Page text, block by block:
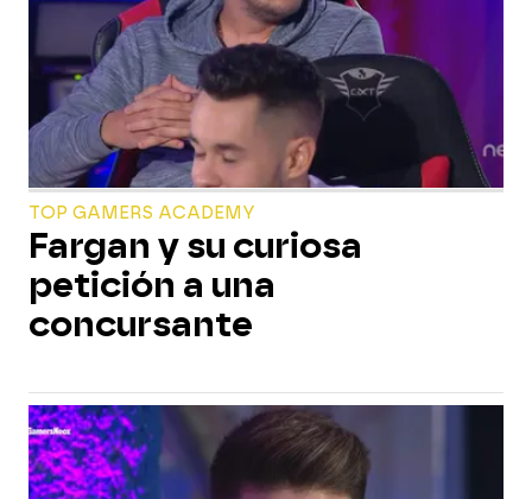
TOP GAMERS ACADEMY
Fargan y su curiosa
petición a una
concursante